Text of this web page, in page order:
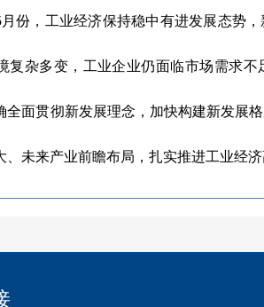
月份，工业经济保持稳中有进发展态势
复杂多变，工业企业仍面临市场需求
全面贯彻新发展理念，加快构建新发展
、未来产业前瞻布局，扎实推进工业经